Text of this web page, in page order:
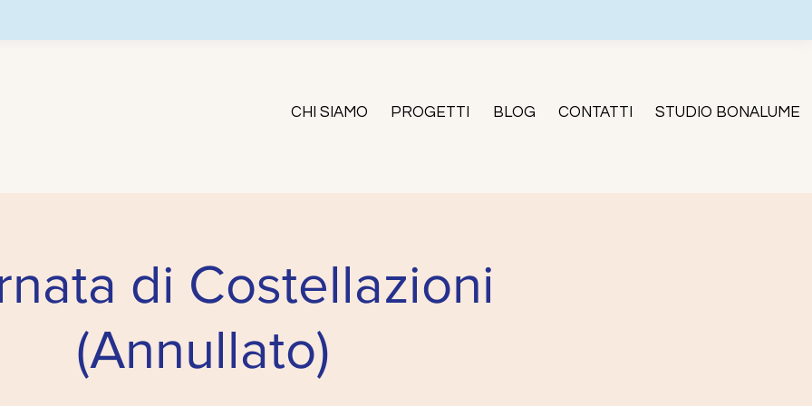
CHI SIAMO PROGETTI BLOG CONTATTI STUDIO BONALUME
di Costellazioni
(Annullato)